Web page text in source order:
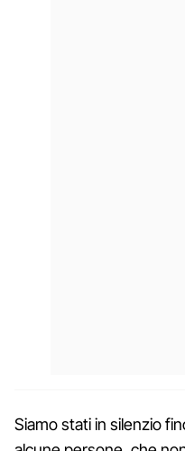
Siamo stati in silenzio